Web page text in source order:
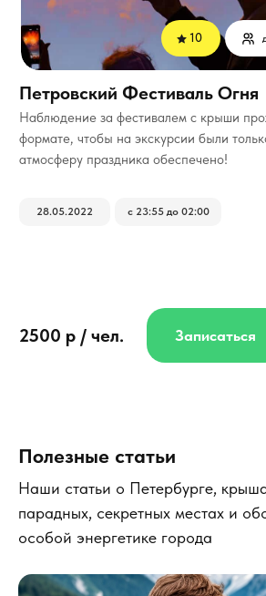
Наблюдение за фестивалем с крыши
формате, чтобы на экскурсии были
атмосферу праздника обеспечено!
2500 р / чел.
28.05.2022 с 23:55 до 02:00
Записаться
Петровский Фестиваль Огня
10
Полезные статьи
Наши статьи о Петербурге,
парадных, секретных местах и
особой энергетике города